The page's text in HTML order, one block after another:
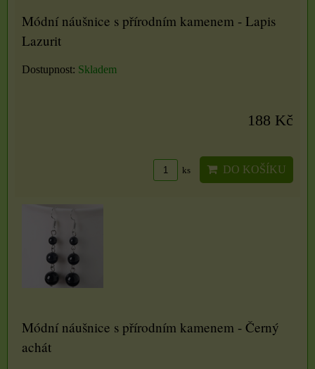
Módní náušnice s přírodním kamenem - Lapis
Lazurit
Dostupnost: Skladem
188 Kč
ks DO KOŠÍKU
Módní náušnice s přírodním kamenem - Černý
achát